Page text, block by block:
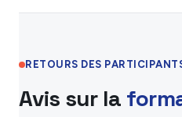
RETOURS DES
Avis sur la